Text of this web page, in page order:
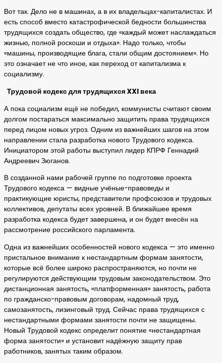
Вот так. Дело не в машинах, а в их владельцах-капиталистах. И
есть способ вместо катастрофической бедности большинства
трудящихся создать общество, где «каждый может наслаждаться
жизнью, полной роскоши и отдыха». Надо только, чтобы
«машины, производящие блага, стали общим достоянием». Но
это означает не что иное, как переход от капитализма к
социализму.
Трудовой кодекс для трудящихся XXI века
А пока социализм ещё не победил, коммунисты считают своим
долгом постараться максимально защитить права трудящихся
перед лицом новых угроз. Одним из важнейших шагов на этом
направлении стала разработка нового Трудового кодекса.
Инициатором этой работы выступил лидер КПРФ Геннадий
Андреевич Зюганов.
В созданной нами рабочей группе по подготовке проекта
Трудового кодекса — видные учёные-правоведы и
практикующие юристы, представители профсоюзов и трудовых
коллективов, депутаты всех уровней. В ближайшее время
разработка кодекса будет завершена, и он будет внесён на
рассмотрение российского парламента.
Одна из важнейших особенностей нового кодекса — это именно
пристальное внимание к нестандартным формам занятости,
которые всё более широко распространяются, но почти не
регулируются действующим трудовым законодательством. Это
дистанционная занятость, «платформенная» занятость, работа
по гражданско-правовым договорам, надомный труд,
самозанятость, лизинговый труд. Сейчас права трудящихся с
нестандартными формами занятости почти не защищены.
Новый Трудовой кодекс определит понятие «нестандартная
форма занятости» и установит надёжную защиту прав
работников, занятых таким образом.